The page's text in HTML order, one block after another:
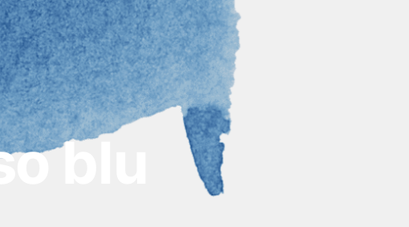
blu